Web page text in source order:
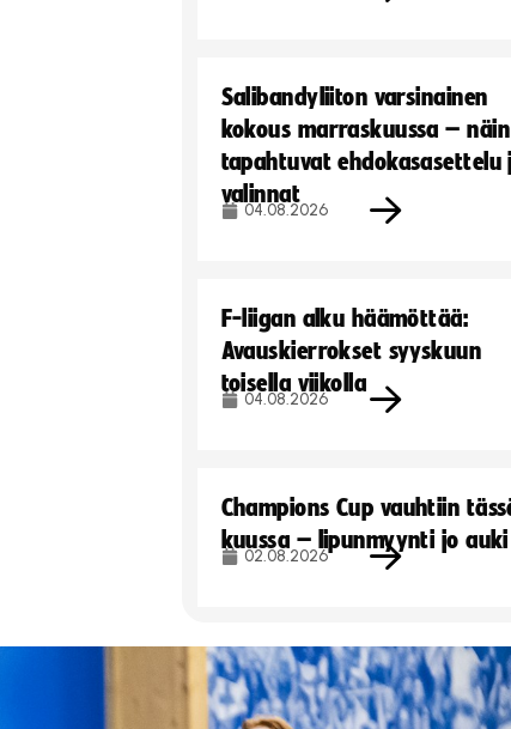
Salibandyliiton varsinainen
kokous marraskuussa – näin
tapahtuvat ehdokasasettelu
valinnat
04.08.2026
F-liigan alku häämöttää:
Avauskierrokset syyskuun
toisella viikolla
04.08.2026
Champions Cup vauhtiin
kuussa – lipunmyynti jo auki
02.08.2026